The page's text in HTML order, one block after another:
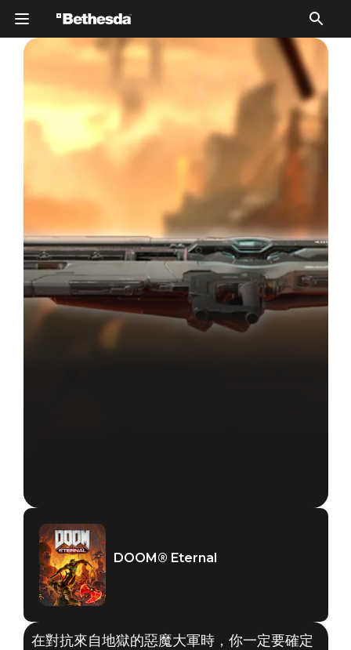
DOOM® Eternal
在對抗來自地獄的惡魔大軍時，你一定要確定